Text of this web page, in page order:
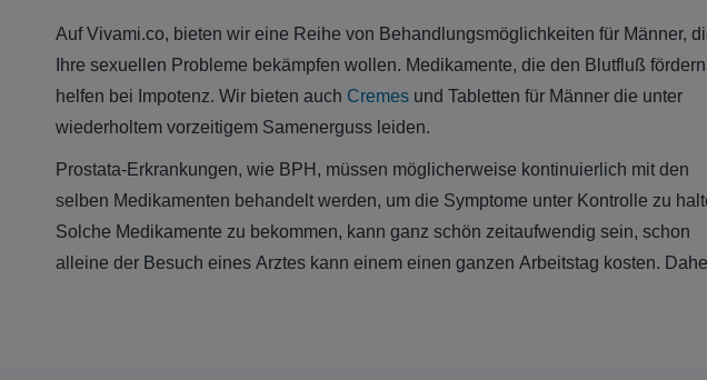
Auf Vivami.co, bieten wir eine Reihe von Behandlungsmöglichkeiten für Männer,
Ihre sexuellen Probleme bekämpfen wollen. Medikamente, die den Blutfluß
helfen bei Impotenz. Wir bieten auch Cremesund Tabletten für Männer die unter
wiederholtem vorzeitigem Samenerguss leiden.
Prostata-Erkrankungen, wie BPH, müssen möglicherweise kontinuierlich mit den
selben Medikamenten behandelt werden, um die Symptome unter Kontrolle zu
Solche Medikamente zu bekommen, kann ganz schön zeitaufwendig sein, schon
alleine der Besuch eines Arztes kann einem einen ganzen Arbeitstag kosten.